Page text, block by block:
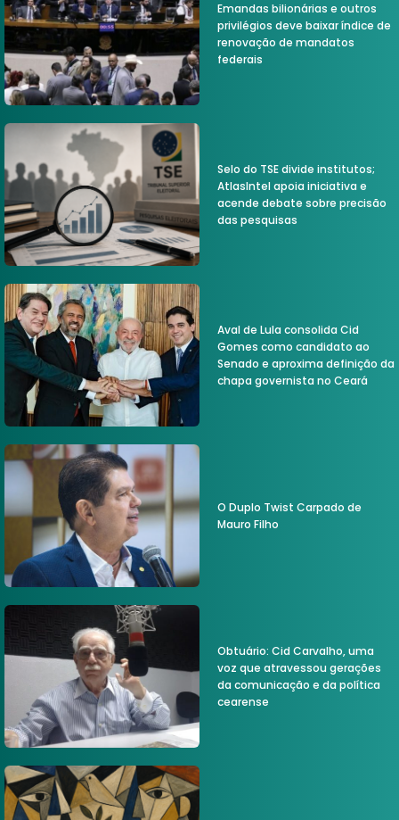
Emandas bilionárias e outros
privilégios deve baixar índice de
renovação de mandatos
federais
Selo do TSE divide institutos;
AtlasIntel apoia iniciativa e
acende debate sobre precisão
das pesquisas
Aval de Lula consolida Cid
Gomes como candidato ao
Senado e aproxima definição da
chapa governista no Ceará
O Duplo Twist Carpado de
Mauro Filho
Obtuário: Cid Carvalho, uma
voz que atravessou gerações
da comunicação e da política
cearense